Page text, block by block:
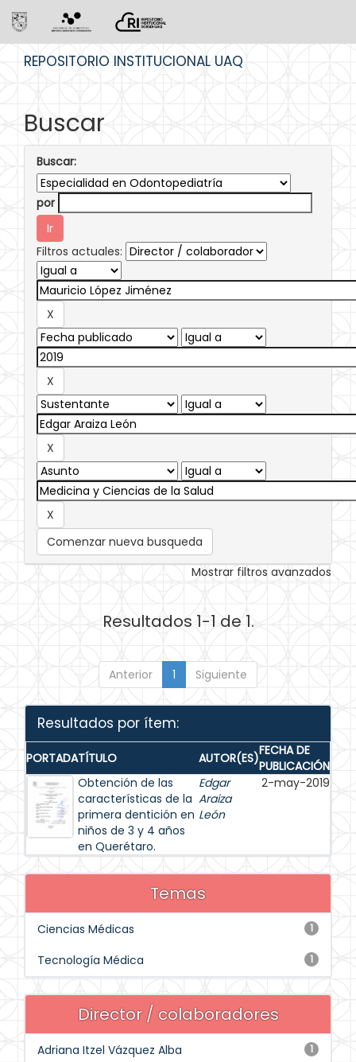
REPOSITORIO INSTITUCIONAL UAQ
Buscar
Buscar:
por
Filtros actuales:
Comenzar nueva busqueda
Mostrar filtros avanzados
Resultados 1-1 de 1.
Anterior 1 Siguiente
Resultados por ítem:
PORTADATÍTULO AUTOR(ES)FECHA DE
PUBLICACIÓN
Obtención de las
características de la
primera dentición en
niños de 3 y 4 años
en Querétaro.
Edgar
Araiza
León
2-may-2019
Temas
1
Ciencias Médicas
1
Tecnología Médica
Director / colaboradores
1
Adriana Itzel Vázquez Alba